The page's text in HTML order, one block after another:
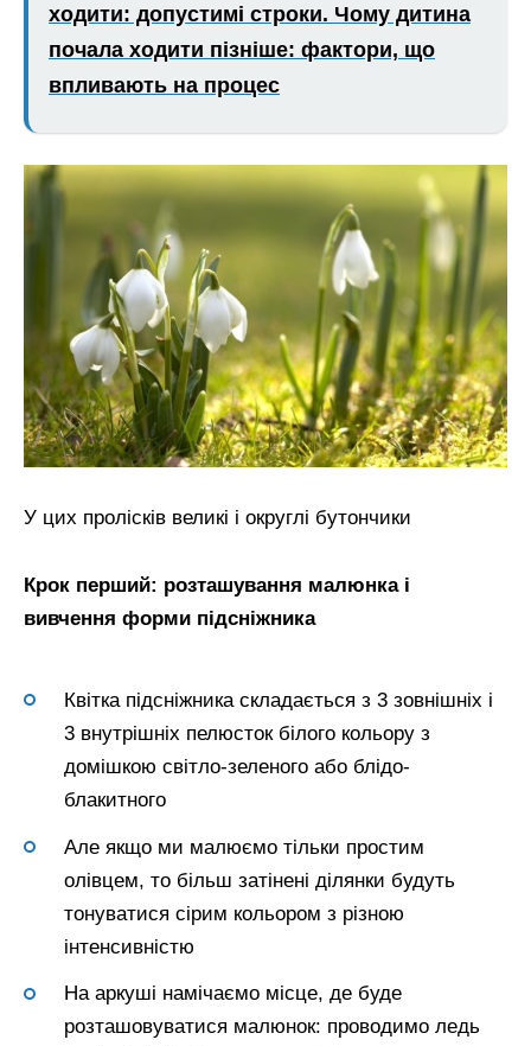
ходити: допустимі строки. Чому дитина
почала ходити пізніше: фактори, що
впливають на процес
У цих пролісків великі і округлі бутончики
Крок перший: розташування малюнка і
вивчення форми підсніжника
Квітка підсніжника складається з 3 зовнішніх і
3 внутрішніх пелюсток білого кольору з
домішкою світло-зеленого або блідо-
блакитного
Але якщо ми малюємо тільки простим
олівцем, то більш затінені ділянки будуть
тонуватися сірим кольором з різною
інтенсивністю
На аркуші намічаємо місце, де буде
розташовуватися малюнок: проводимо ледь